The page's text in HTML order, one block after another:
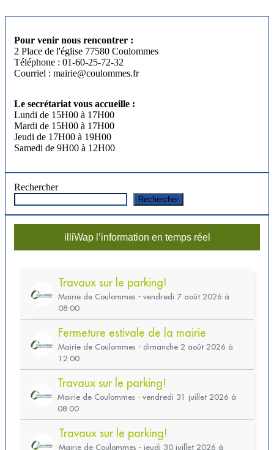
Pour venir nous rencontrer :
2 Place de l'église 77580 Coulommes
Téléphone : 01-60-25-72-32
Courriel : mairie@coulommes.fr
Le secrétariat vous accueille :
Lundi de 15H00 à 17H00
Mardi de 15H00 à 17H00
Jeudi de 17H00 à 19H00
Samedi de 9H00 à 12H00
Rechercher
Rechercher
illiWap l’information en temps réel